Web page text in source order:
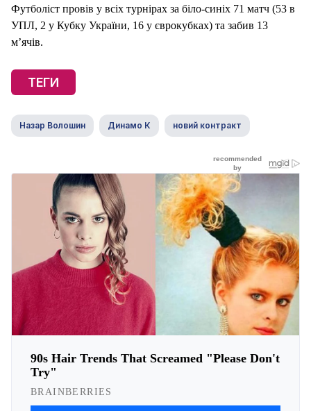
Футболіст провів у всіх турнірах за біло-синіх 71 матч (53 в
УПЛ, 2 у Кубку України, 16 у єврокубках) та забив 13
мʼячів.
ТЕГИ
Назар Волошин Динамо К новий контракт